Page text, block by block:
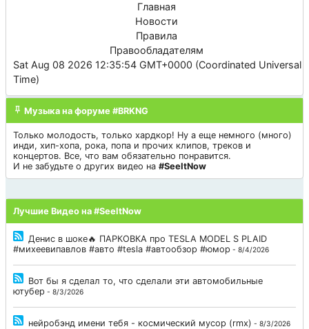
Главная
Новости
Правила
Правообладателям
Sat Aug 08 2026 12:35:54 GMT+0000 (Coordinated Universal
Time)
Музыка на форуме #BRKNG
Только молодость, только хардкор! Ну а еще немного (много)
инди, хип-хопа, рока, попа и прочих клипов, треков и
концертов. Все, что вам обязательно понравится.
И не забудьте о других видео на #SeeItNow
Лучшие Видео на #SeeItNow
Денис в шоке🔥 ПАРКОВКА про TESLA MODEL S PLAID
#михеевипавлов #авто #tesla #автообзор #юмор - 8/4/2026
Вот бы я сделал то, что сделали эти автомобильные
ютубер - 8/3/2026
нейробэнд имени тебя - космический мусор (rmx) - 8/3/2026